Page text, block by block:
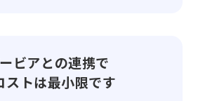
ビアとの連携で
ストは最小限です